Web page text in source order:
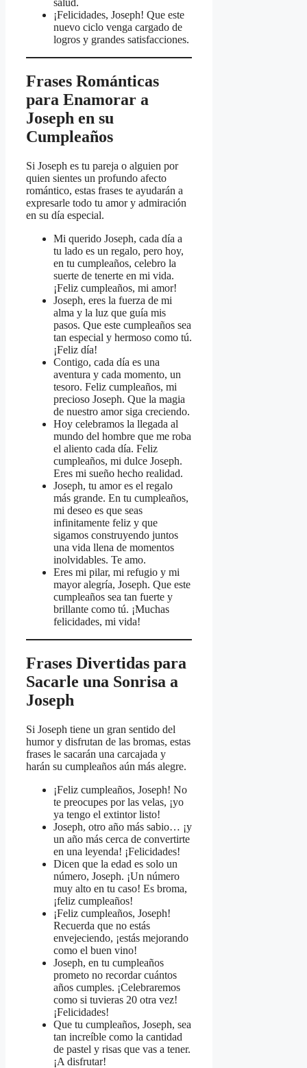
salud.
¡Felicidades, Joseph! Que este
nuevo ciclo venga cargado de
logros y grandes satisfacciones.
Frases Románticas
para Enamorar a
Joseph en su
Cumpleaños
Si Joseph es tu pareja o alguien por
quien sientes un profundo afecto
romántico, estas frases te ayudarán a
expresarle todo tu amor y admiración
en su día especial.
Mi querido Joseph, cada día a
tu lado es un regalo, pero hoy,
en tu cumpleaños, celebro la
suerte de tenerte en mi vida.
¡Feliz cumpleaños, mi amor!
Joseph, eres la fuerza de mi
alma y la luz que guía mis
pasos. Que este cumpleaños sea
tan especial y hermoso como tú.
¡Feliz día!
Contigo, cada día es una
aventura y cada momento, un
tesoro. Feliz cumpleaños, mi
precioso Joseph. Que la magia
de nuestro amor siga creciendo.
Hoy celebramos la llegada al
mundo del hombre que me roba
el aliento cada día. Feliz
cumpleaños, mi dulce Joseph.
Eres mi sueño hecho realidad.
Joseph, tu amor es el regalo
más grande. En tu cumpleaños,
mi deseo es que seas
infinitamente feliz y que
sigamos construyendo juntos
una vida llena de momentos
inolvidables. Te amo.
Eres mi pilar, mi refugio y mi
mayor alegría, Joseph. Que este
cumpleaños sea tan fuerte y
brillante como tú. ¡Muchas
felicidades, mi vida!
Frases Divertidas para
Sacarle una Sonrisa a
Joseph
Si Joseph tiene un gran sentido del
humor y disfrutan de las bromas, estas
frases le sacarán una carcajada y
harán su cumpleaños aún más alegre.
¡Feliz cumpleaños, Joseph! No
te preocupes por las velas, ¡yo
ya tengo el extintor listo!
Joseph, otro año más sabio… ¡y
un año más cerca de convertirte
en una leyenda! ¡Felicidades!
Dicen que la edad es solo un
número, Joseph. ¡Un número
muy alto en tu caso! Es broma,
¡feliz cumpleaños!
¡Feliz cumpleaños, Joseph!
Recuerda que no estás
envejeciendo, ¡estás mejorando
como el buen vino!
Joseph, en tu cumpleaños
prometo no recordar cuántos
años cumples. ¡Celebraremos
como si tuvieras 20 otra vez!
¡Felicidades!
Que tu cumpleaños, Joseph, sea
tan increíble como la cantidad
de pastel y risas que vas a tener.
¡A disfrutar!